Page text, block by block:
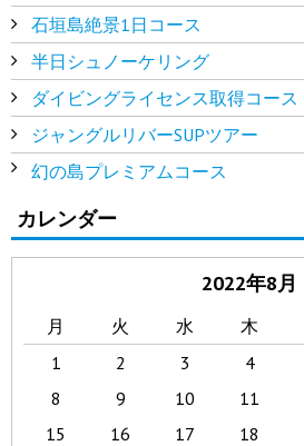
石垣島絶景1日コース
半日シュノーケリング
ダイビングライセンス取得コース
ジャングルリバーSUPツアー
幻の島プレミアムコース
カレンダー
2022年8月
月 火 水 木
1
2 3 4
8
9 10 11
15
16 17 18